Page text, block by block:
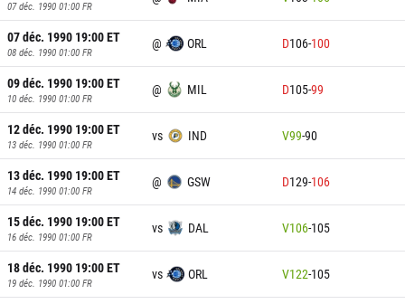
07 déc. 1990 01:00 FR
07 déc. 1990 19:00ET
08 déc. 1990 01:00 FR
@ ORL D106-100
09 déc. 1990 19:00ET
10 déc. 1990 01:00 FR
@ MIL D105-99
12 déc. 1990 19:00ET
13 déc. 1990 01:00 FR
vs IND V99-90
13 déc. 1990 19:00ET
14 déc. 1990 01:00 FR
@ GSW D129-106
15 déc. 1990 19:00ET
16 déc. 1990 01:00 FR
vs DAL V106-105
18 déc. 1990 19:00ET
19 déc. 1990 01:00 FR
vs ORL V122-105